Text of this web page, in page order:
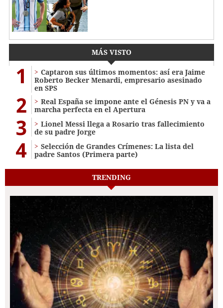
MÁS VISTO
1
Captaron sus últimos momentos: así era Jaime
Roberto Becker Menardi​​​, empresario asesinado
en SPS
2
Real España se impone ante el Génesis PN y va a
marcha perfecta en el Apertura
3
Lionel Messi llega a Rosario tras fallecimiento
de su padre Jorge
4
Selección de Grandes Crímenes: La lista del
padre Santos (Primera parte)
TRENDING